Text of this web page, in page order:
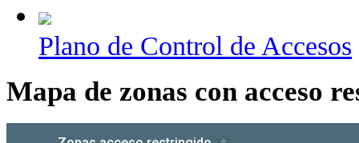
Plano de Control de Accesos
Mapa de zonas con acceso